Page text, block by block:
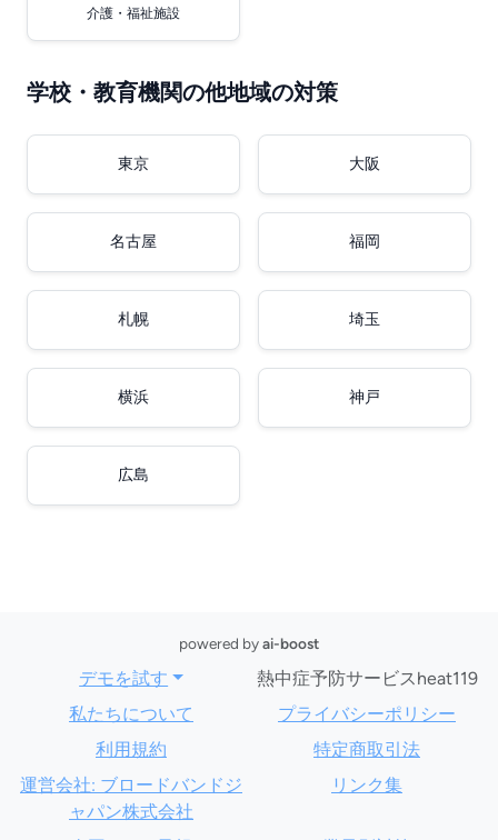
介護・福祉施設
学校・教育機関の他地域の対策
東京 大阪
名古屋 福岡
札幌 埼玉
横浜 神戸
広島
powered byai-boost
デモを試す
熱中症予防サービスheat119
私たちについて
プライバシーポリシー
利用規約
特定商取引法
運営会社: ブロードバンドジ
ャパン株式会社
リンク集